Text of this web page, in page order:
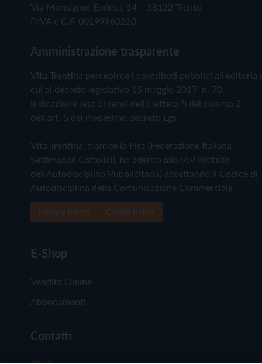
Via Monsignor Endrici, 14 – 38122 Trento
P.IVA e C.F. 00199960220
Amministrazione trasparente
Vita Trentina percepisce i contributi pubblici all'editoria
cui al decreto legislativo 15 maggio 2017, n. 70.
Indicazione resa ai sensi della lettera f) del comma 2
dell'art. 5 del medesimo decreto Lgs.
Vita Trentina, tramite la Fisc (Federazione Italiana
Settimanali Cattolici), ha aderito allo IAP (Istituto
dell'Autodisciplina Pubblicitaria) accettando il Codice di
Autodisciplina della Comunicazione Commerciale
E-Shop
Vendita Online
Abbonamenti
Contatti